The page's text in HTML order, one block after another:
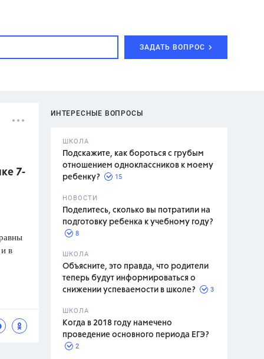
ЗАДАТЬ ВОПРОС
ИНТЕРЕСНЫЕ ВОПРОСЫ
ШКОЛА
Подскажите, как бороться с грубым
отношением одноклассников к моему
ребенку?
15
НОВОСТИ
Поделитесь, сколько вы потратили на
подготовку ребенка к учебному году?
8
ШКОЛА
Объясните, это правда, что родители
теперь будут информироваться о
снижении успеваемости в школе?
3
ШКОЛА
Когда в 2018 году намечено
проведение основного периода ЕГЭ?
2
7-
в